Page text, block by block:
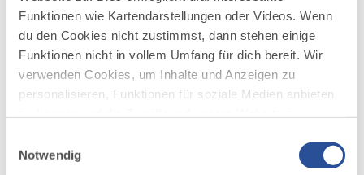
Funktionen wie Kartendarstellungen oder Videos. Wenn
du den Cookies nicht zustimmst, dann stehen einige
Funktionen nicht in vollem Umfang für dich bereit. Wir
verwenden Cookies, um Inhalte und Anzeigen zu
personalisieren, Funktionen für soziale Medien anbieten
deiner Verwendung unserer Website an unsere Partner
Notwendig
Echte Kuhmilch ist anders. Sie rahmt, sie schäumt, aber vor
allem schmeckt sie vollmundig und vielfältig. Am
Milchautomaten kann man sie frisch beziehen – z.B. beim...
ZUM BLOGPOST